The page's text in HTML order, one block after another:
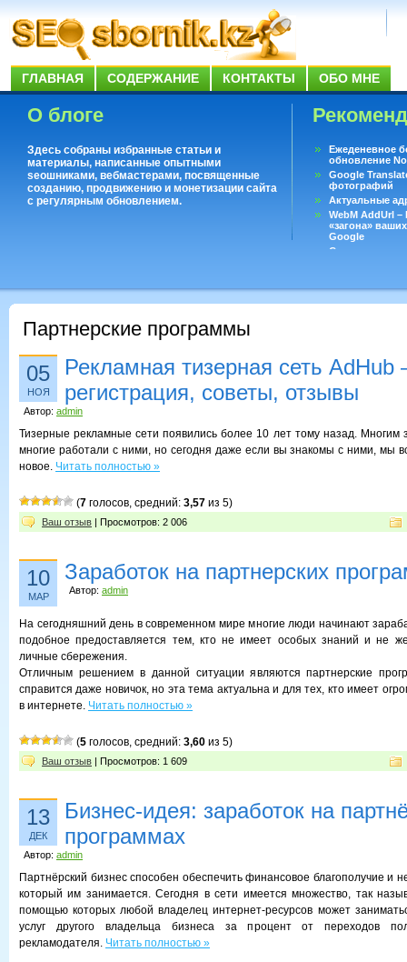
ГЛАВНАЯ СОДЕРЖАНИЕ КОНТАКТЫ ОБО МНЕ
О блоге
Здесь собраны избранные статьи и
материалы, написанные опытными
seoшниками, вебмастерами, посвященные
созданию, продвижению и монетизации сайта
с регулярным обновлением.
Ежеденевное
обновление
Google
фотографий
Актуальные
WebM AddUrl
«загона»
Google
Существует
Партнерские программы
05
НОЯ
Рекламная тизерная сеть AdHub
регистрация, советы, отзывы
Автор: admin
Тизерные рекламные сети появились более 10 лет тому назад. Многим
многие работали с ними, но сегодня даже если вы знакомы с ними, мы
новое. Читать полностью »
(7 голосов, средний: 3,57 из 5)
Ваш отзыв | Просмотров: 2 006
10
МАР
Заработок на партнерских
Автор: admin
На сегодняшний день в современном мире многие люди начинают
подобное предоставляется тем, кто не имеет особых знаний и не
личные сбережения.
Отличным решением в данной ситуации являются партнерские
справится даже новичок, но эта тема актуальна и для тех, кто имеет
в интернете. Читать полностью »
(5 голосов, средний: 3,60 из 5)
Ваш отзыв | Просмотров: 1 609
13
ДЕК
Бизнес-идея: заработок на
программах
Автор: admin
Партнёрский бизнес способен обеспечить финансовое благополучие и
который им занимается. Сегодня в сети имеется множество, так
помощью которых любой владелец интернет-ресурсов может
услуг другого владельца бизнеса за процент от переходов
рекламодателя. Читать полностью »